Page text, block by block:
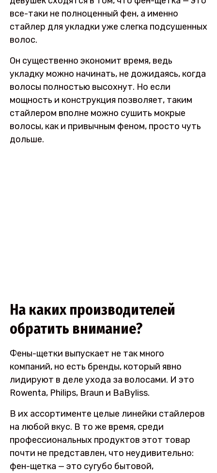
все-таки не полноценный фен, а именно
стайлер для укладки уже слегка подсушенных
волос.
Он существенно экономит время, ведь
укладку можно начинать, не дожидаясь, когда
волосы полностью высохнут. Но если
мощность и конструкция позволяет, таким
стайлером вполне можно сушить мокрые
волосы, как и привычным феном, просто чуть
дольше.
На каких производителей
обратить внимание?
Фены-щетки выпускает не так много
компаний, но есть бренды, который явно
лидируют в деле ухода за волосами. И это
Rowenta, Philips, Braun и BaByliss.
В их ассортименте целые линейки стайлеров
на любой вкус. В то же время, среди
профессиональных продуктов этот товар
почти не представлен, что неудивительно:
фен-щетка — это сугубо бытовой,